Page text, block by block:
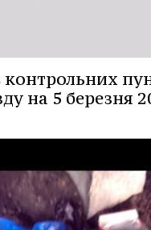
контрольних
на 5 березня